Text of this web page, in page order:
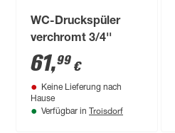
WC-Druckspüler
verchromt 3/4''
61,99 €
Keine Lieferung nach
Hause
Verfügbar in Troisdorf